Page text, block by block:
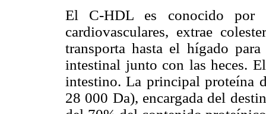
El C-HDL es conocido por
cardiovasculares, extrae
transporta hasta el hígado
intestinal junto con las heces.
intestino. La principal proteína
28 000 Da), encargada del